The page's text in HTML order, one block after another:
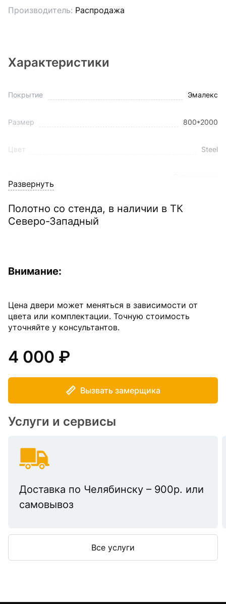
Производитель: Распродажа
Характеристики
Покрытие Эмалекс
Размер 800*2000
Цвет Steel
Развернуть
Полотно со стенда, в наличии в ТК
Северо-Западный
Внимание:
Цена двери может меняться в зависимости от
цвета или комплектации. Точную стоимость
уточняйте у консультантов.
4 000
Вызвать замерщика
Услуги и сервисы
Доставка по Челябинску – 900р. или
самовывоз
Все услуги